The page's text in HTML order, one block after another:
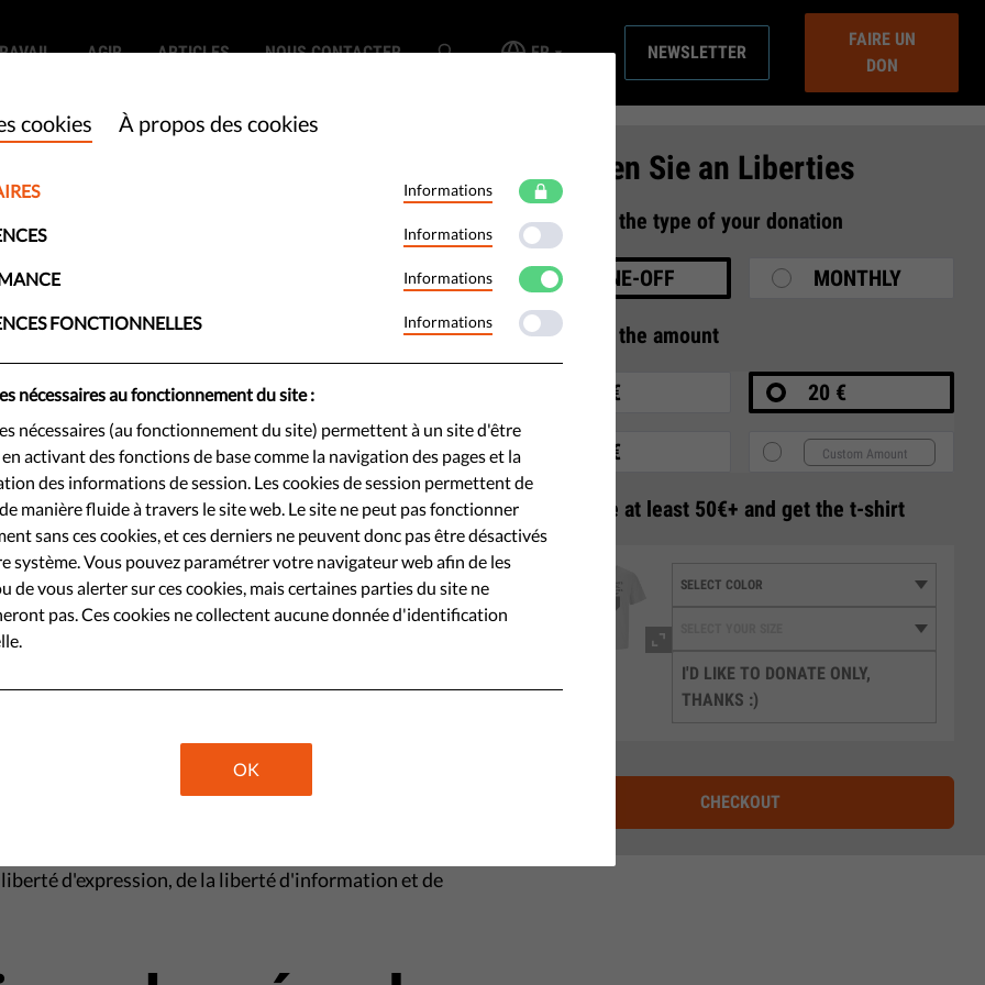
AGIR ARTICLES NOUS CONTACTER FR NEWSLETTER
FAIRE UN
DON
Copyright
grand recul
humains
est extrêmement décevant,
le Parlement européen avait
humains laissant la porte
relative aux droits
décevant à la lumière de ladécision du
avait voté dans le sens des droits humains et
de la législation sur les droits d'auteur, en vue
la protection des droits d'auteur des titulaires de
d'expression, de la liberté d'information et de
Spenden Sie an Liberties
1 Select the type of your donation
ONE-OFF MONTHLY
2 Select the amount
10 € 20 €
35 €
Donate at least 50€+ and get the t-shirt
I'D LIKE TO DONATE ONLY,
THANKS :)
CHECKOUT
cookies À propos des cookies
Informations
Informations
Informations
FONCTIONNELLES Informations
nécessaires au fonctionnement du site :
nécessaires (au fonctionnement du site) permettent à un site d'être
activant des fonctions de base comme la navigation des pages et la
des informations de session. Les cookies de session permettent de
manière fluide à travers le site web. Le site ne peut pas fonctionner
sans ces cookies, et ces derniers ne peuvent donc pas être désactivés
système. Vous pouvez paramétrer votre navigateur web afin de les
de vous alerter sur ces cookies, mais certaines parties du site ne
pas. Ces cookies ne collectent aucune donnée d'identification
OK